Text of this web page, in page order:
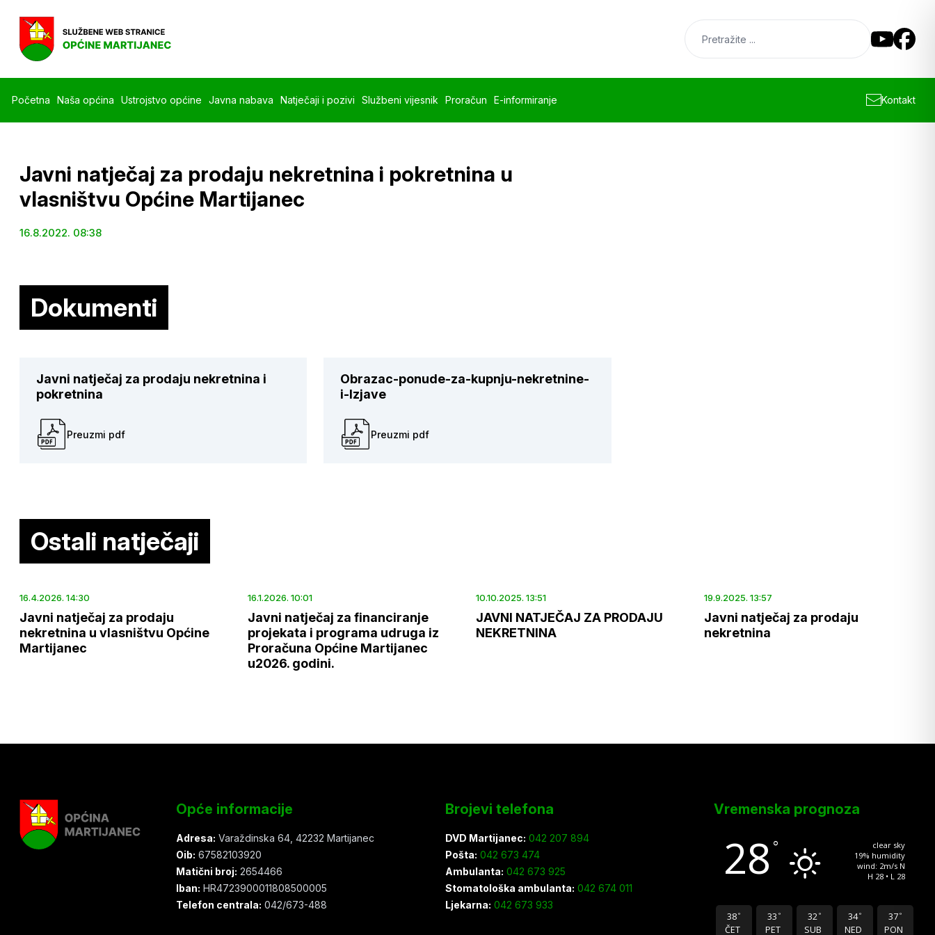
Početna Naša općina Ustrojstvo općine Javna nabava Natječaji i pozivi Službeni vijesnik Proračun E-informiranje Kontakt
Javni natječaj za prodaju nekretnina i pokretnina u
vlasništvu Općine Martijanec
16.8.2022. 08:38
Dokumenti
Javni natječaj za prodaju nekretnina i
pokretnina
Preuzmi pdf
Obrazac-ponude-za-kupnju-nekretnine-
i-Izjave
Preuzmi pdf
Ostali natječaji
16.4.2026. 14:30
Javni natječaj za prodaju
nekretnina u vlasništvu Općine
Martijanec
16.1.2026. 10:01
Javni natječaj za financiranje
projekata i programa udruga iz
Proračuna Općine Martijanec
u2026. godini.
10.10.2025. 13:51
JAVNI NATJEČAJ ZA PRODAJU
NEKRETNINA
19.9.2025. 13:57
Javni natječaj za prodaju
nekretnina
Opće informacije
Adresa: Varaždinska 64, 42232 Martijanec
Oib: 67582103920
Matični broj: 2654466
Iban: HR4723900011808500005
Telefon centrala: 042/673-488
Brojevi telefona
DVD Martijanec: 042 207 894
Pošta: 042 673 474
Ambulanta: 042 673 925
Stomatološka ambulanta: 042 674 011
Ljekarna: 042 673 933
Vremenska prognoza
28 °
clear sky
19% humidity
wind: 2m/s N
H 28 • L 28
38 °
ČET
33 °
PET
32 °
SUB
34 °
NED
37 °
PON